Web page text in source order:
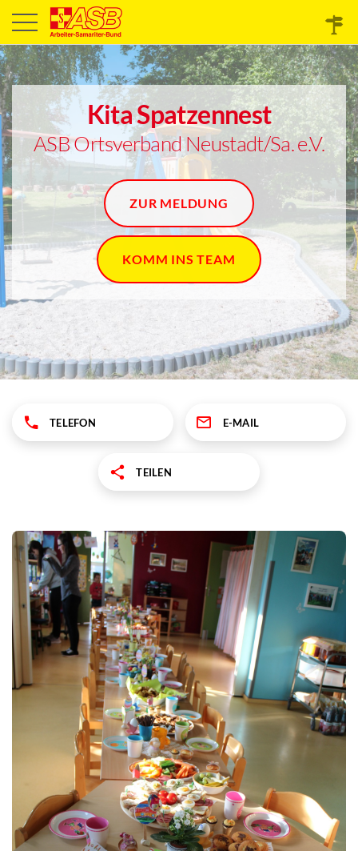
Kita Spatzennest
ASB Ortsverband Neustadt/Sa. e.V.
ZUR MELDUNG
KOMM INS TEAM
TELEFON E-MAIL
TEILEN